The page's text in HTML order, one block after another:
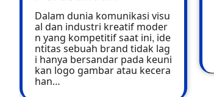
Dalam dunia komunikasi visu
al dan industri kreatif moder
n yang kompetitif saat ini, ide
ntitas sebuah brand tidak lag
i hanya bersandar pada keuni
kan logo gambar atau kecera
han…